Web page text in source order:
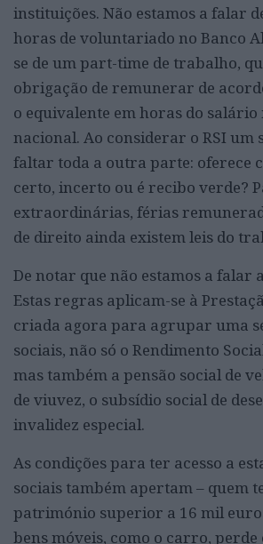
instituições. Não estamos a falar
horas de voluntariado no Banco
se de um part-time de trabalho,
obrigação de remunerar de
o equivalente em horas do
nacional. Ao considerar o RSI um
faltar toda a outra parte: oferece
certo, incerto ou é recibo verde?
extraordinárias, férias
de direito ainda existem leis do
De notar que não estamos a falar
Estas regras aplicam-se à
criada agora para agrupar uma
sociais, não só o Rendimento
mas também a pensão social de
de viuvez, o subsídio social de
invalidez especial.
As condições para ter acesso a
sociais também apertam – quem
património superior a 16 mil
bens móveis, como o carro,